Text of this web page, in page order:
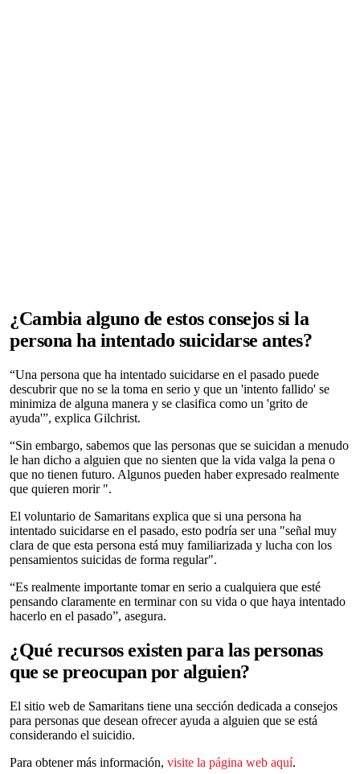
¿Cambia alguno de estos consejos si la
persona ha intentado suicidarse antes?
“Una persona que ha intentado suicidarse en el pasado puede
descubrir que no se la toma en serio y que un 'intento fallido' se
minimiza de alguna manera y se clasifica como un 'grito de
ayuda'”, explica Gilchrist.
“Sin embargo, sabemos que las personas que se suicidan a menudo
le han dicho a alguien que no sienten que la vida valga la pena o
que no tienen futuro. Algunos pueden haber expresado realmente
que quieren morir ".
El voluntario de Samaritans explica que si una persona ha
intentado suicidarse en el pasado, esto podría ser una "señal muy
clara de que esta persona está muy familiarizada y lucha con los
pensamientos suicidas de forma regular".
“Es realmente importante tomar en serio a cualquiera que esté
pensando claramente en terminar con su vida o que haya intentado
hacerlo en el pasado”, asegura.
¿Qué recursos existen para las personas
que se preocupan por alguien?
El sitio web de Samaritans tiene una sección dedicada a consejos
para personas que desean ofrecer ayuda a alguien que se está
considerando el suicidio.
Para obtener más información, visite la página web aquí.